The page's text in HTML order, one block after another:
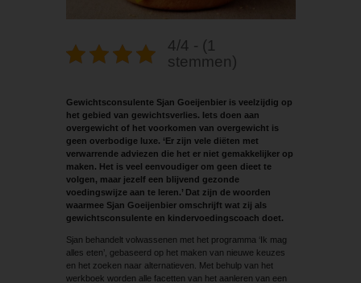
4/4 - (1
stemmen)
Gewichtsconsulente Sjan Goeijenbier is veelzijdig op
het gebied van gewichtsverlies. Iets doen aan
overgewicht of het voorkomen van overgewicht is
geen overbodige luxe. ‘Er zijn vele diëten met
verwarrende adviezen die het er niet gemakkelijker op
maken. Het is veel eenvoudiger om geen dieet te
volgen, maar jezelf een blijvend gezonde
voedingswijze aan te leren.’ Dat zijn de woorden
waarmee Sjan Goeijenbier omschrijft wat zij als
gewichtsconsulente en kindervoedingscoach doet.
Sjan behandelt volwassenen met het programma ‘Ik mag
alles eten’, gebaseerd op het maken van nieuwe keuzes
en het zoeken naar alternatieven. Met behulp van het
werkboek worden alle facetten van het aanleren van een